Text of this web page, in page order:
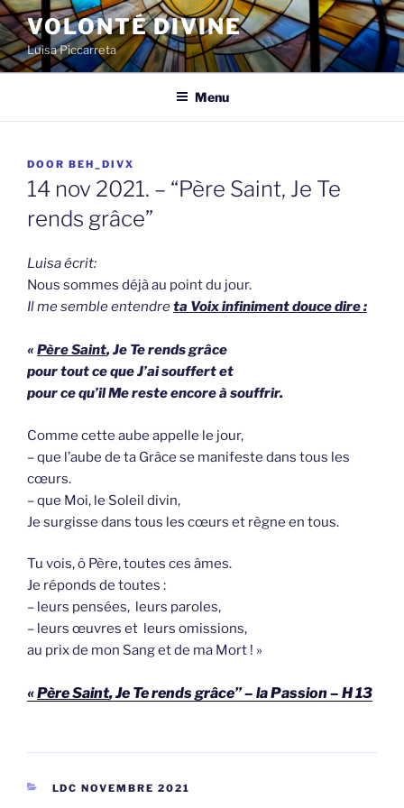
Spring
naar
de
inhoud
VOLONTÉ DIVINE
Luisa Piccarreta
Menu
GEPLAATST
OP
DOOR BEH_DIVX
14 nov 2021. – “Père Saint, Je Te
rends grâce”
Luisa écrit:
Nous sommes déjà au point du jour.
Il me semble entendreta Voix infiniment douce dire :
« Père Saint, Je Te rends grâce
pour tout ce que J’ai souffert et
pour ce qu’il Me reste encore à souffrir.
Comme cette aube appelle le jour,
– que l’aube de ta Grâce se manifeste dans tous les
cœurs.
– que Moi, le Soleil divin,
Je surgisse dans tous les cœurs et règne en tous.
Tu vois, ô Père, toutes ces âmes.
Je réponds de toutes :
– leurs pensées, leurs paroles,
– leurs œuvres et leurs omissions,
au prix de mon Sang et de ma Mort ! »
«Père Saint, Je Te rends grâce” – la Passion – H 13
CATEGORIEËN
LDC NOVEMBRE 2021